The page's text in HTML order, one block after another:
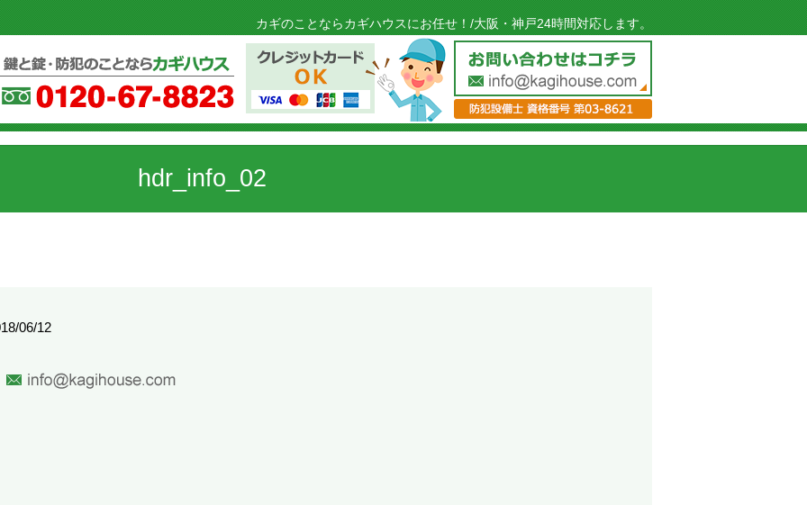
カギのことならカギハウスにお任せ！/大阪・神戸24時間対応します。
hdr_info_02
06/12